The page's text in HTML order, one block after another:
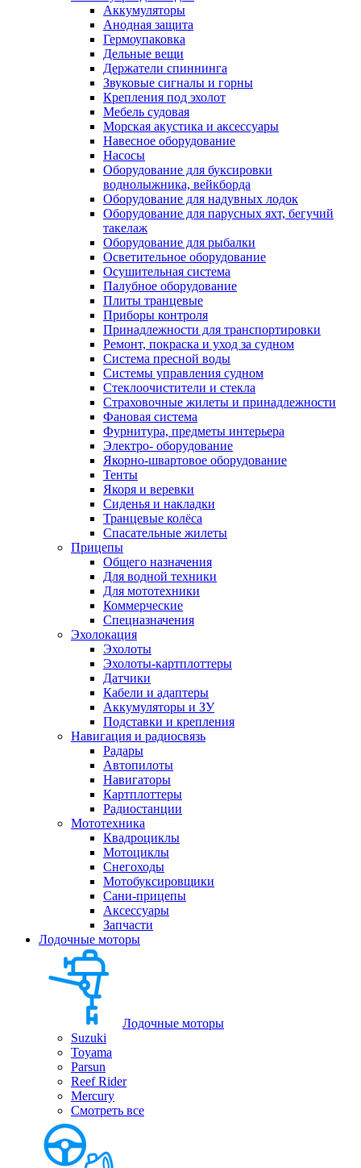
Аккумуляторы
Анодная защита
Гермоупаковка
Дельные вещи
Держатели спиннинга
Звуковые сигналы и горны
Крепления под эхолот
Мебель судовая
Морская акустика и аксессуары
Навесное оборудование
Насосы
Оборудование для буксировки
воднолыжника, вейкборда
Оборудование для надувных лодок
Оборудование для парусных яхт, бегучий
такелаж
Оборудование для рыбалки
Осветительное оборудование
Осушительная система
Палубное оборудование
Плиты транцевые
Приборы контроля
Принадлежности для транспортировки
Ремонт, покраска и уход за судном
Система пресной воды
Системы управления судном
Стеклоочистители и стекла
Страховочные жилеты и принадлежности
Фановая система
Фурнитура, предметы интерьера
Электро- оборудование
Якорно-швартовое оборудование
Тенты
Якоря и веревки
Сиденья и накладки
Транцевые колёса
Спасательные жилеты
Прицепы
Общего назначения
Для водной техники
Для мототехники
Коммерческие
Спецназначения
Эхолокация
Эхолоты
Эхолоты-картплоттеры
Датчики
Кабели и адаптеры
Аккумуляторы и ЗУ
Подставки и крепления
Навигация и радиосвязь
Радары
Автопилоты
Навигаторы
Картплоттеры
Радиостанции
Мототехника
Квадроциклы
Мотоциклы
Снегоходы
Мотобуксировщики
Сани-прицепы
Аксессуары
Запчасти
Лодочные моторы
Лодочные моторы
Suzuki
Toyama
Parsun
Reef Rider
Mercury
Смотреть все